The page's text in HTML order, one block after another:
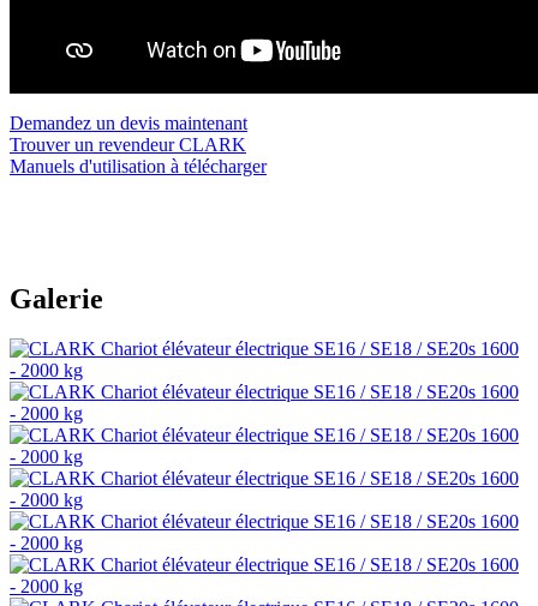
Demandez un devis maintenant
Trouver un revendeur CLARK
Manuels d'utilisation à télécharger
Galerie